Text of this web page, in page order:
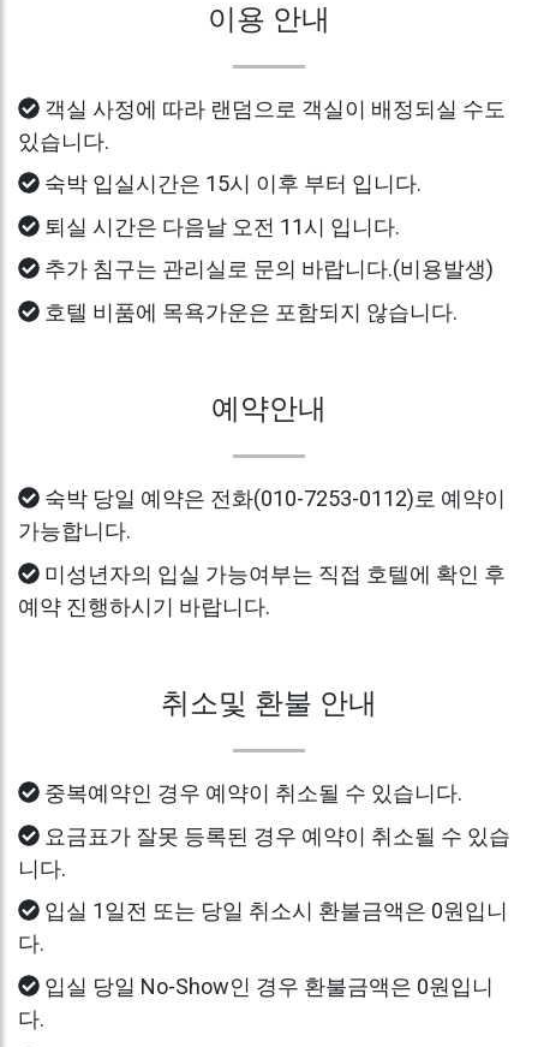
이용 안내
객실 사정에 따라 랜덤으로 객실이 배정되실 수도
있습니다.
숙박 입실시간은 15시 이후 부터 입니다.
퇴실 시간은 다음날 오전 11시 입니다.
추가 침구는 관리실로 문의 바랍니다.(비용발생)
호텔 비품에 목욕가운은 포함되지 않습니다.
예약안내
숙박 당일 예약은 전화(010-7253-0112)로 예약이
가능합니다.
미성년자의 입실 가능여부는 직접 호텔에 확인 후
예약 진행하시기 바랍니다.
취소및 환불 안내
중복예약인 경우 예약이 취소될 수 있습니다.
요금표가 잘못 등록된 경우 예약이 취소될 수 있습
니다.
입실 1일전 또는 당일 취소시 환불금액은 0원입니
다.
입실 당일 No-Show인 경우 환불금액은 0원입니
다.